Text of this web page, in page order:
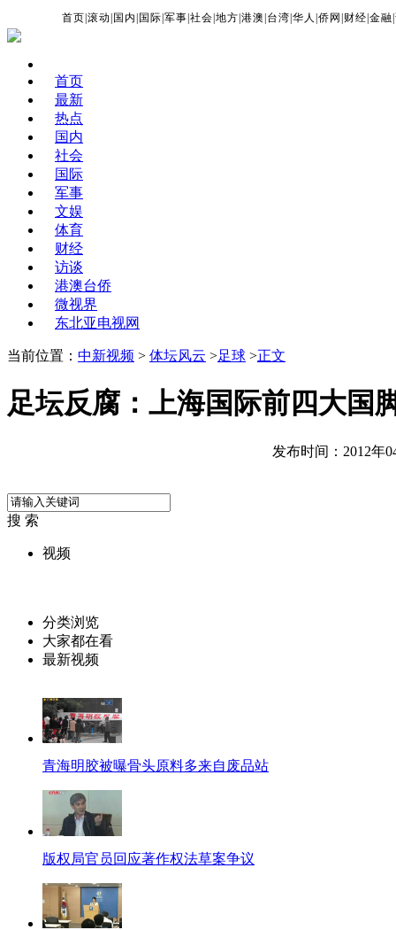
首页 |滚动 国内 国际 |军事 |社会 |地方 |港澳 台湾 |华人 |侨网 财经 |金融 |
首页
最新
热点
国内
社会
国际
军事
文娱
体育
财经
访谈
港澳台侨
微视界
东北亚电视网
当前位置： 中新视频 > 体坛风云 >足球 >正文
足坛反腐：上海国际前四大国
发布时间：2012年
搜 索
视频
分类浏览
大家都在看
最新视频
青海明胶被曝骨头原料多来自废品站
版权局官员回应著作权法草案争议